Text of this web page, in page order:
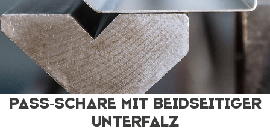
Pass-Schare mit beidseitiger
Unterfalz